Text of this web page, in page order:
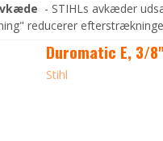
- STIHLs avkæder
reducerer
Duromatic E, 3/
Stihl